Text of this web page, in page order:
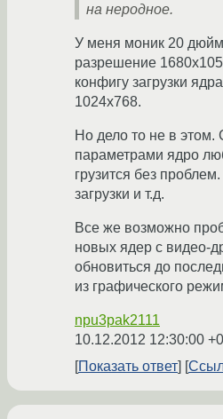
на неродное.
У меня моник 20
разрешение
конфигу загрузки
1024x768.
Но дело то не в этом.
параметрами ядро
грузится без
загрузки и т.д.
Все же возможно
новых ядер с видео-
обновиться до
из графического
npu3pak2111
10.12.2012 12:30:00
Показать ответ